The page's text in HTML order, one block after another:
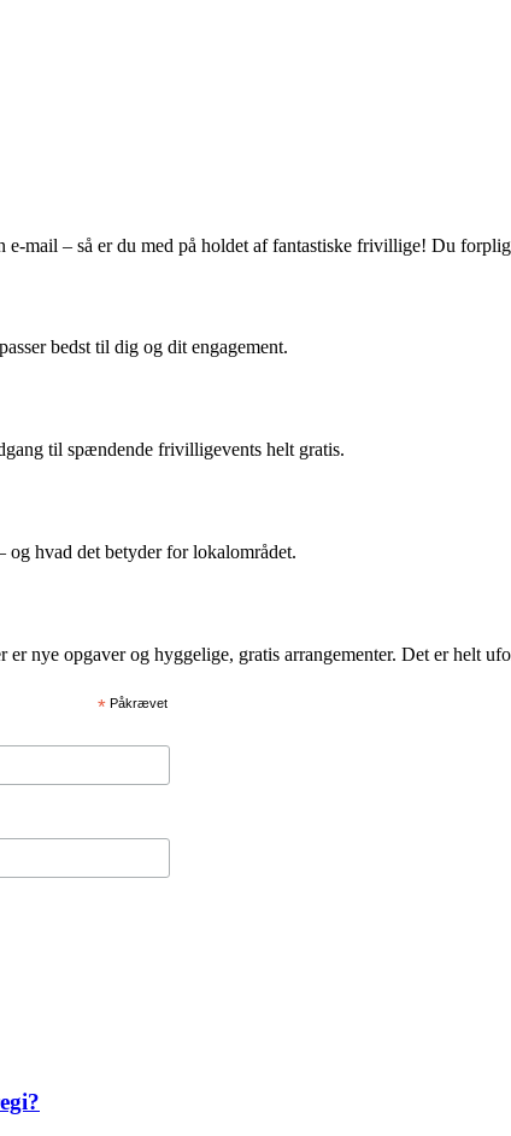
mail – så er du med på holdet af fantastiske frivillige! Du
bedst til dig og dit engagement.
til spændende frivilligevents helt gratis.
og hvad det betyder for lokalområdet.
nye opgaver og hyggelige, gratis arrangementer. Det er helt
*Påkrævet